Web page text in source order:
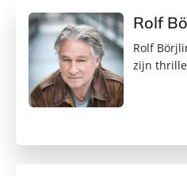
Voornaam (Z-
Rolf
Rolf
zijn